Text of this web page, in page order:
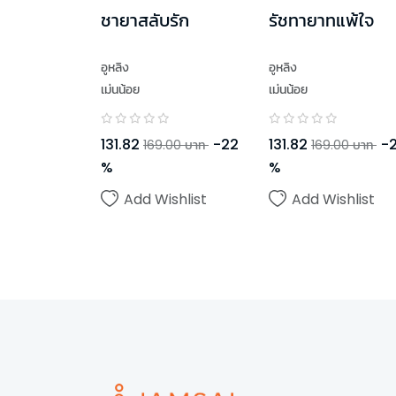
ชายาสลับรัก
อูหลิง
เม่นน้อย
131.82 169.00 บาท -22
%
Add Wishlist
รัชทายาทแพ้ใจ
อูหลิง
เม่นน้อย
131.82 169.00 บาท -
%
Add Wishlist